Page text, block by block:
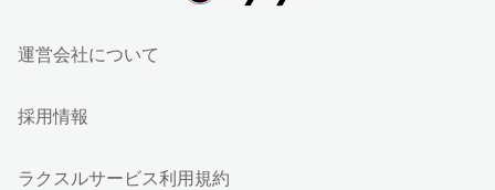
運営会社について
採用情報
ラクスルサービス利用規約